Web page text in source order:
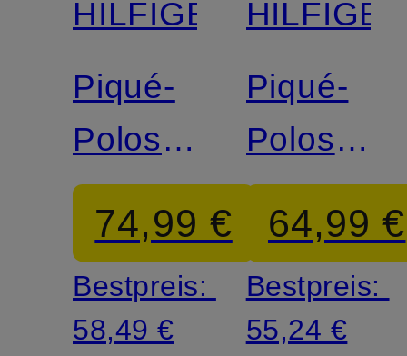
HILFIGER
Piqué-
Poloshirt
Regular
Fit74,99 €
Bestpreis:
58,49 €
Piqué-
Poloshirt
Regular
Fit
64,99 €
Bestpreis:
55,24 €